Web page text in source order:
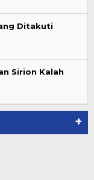
Ditakuti
Sirion Kalah
+
PP